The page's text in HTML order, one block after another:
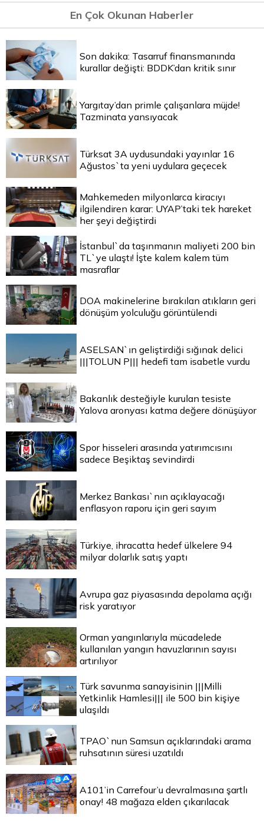
En Çok Okunan Haberler
Son dakika: Tasarruf finansmanında
kurallar değişti: BDDK’dan kritik sınır
Yargıtay’dan primle çalışanlara müjde!
Tazminata yansıyacak
Türksat 3A uydusundaki yayınlar 16
Ağustos`ta yeni uydulara geçecek
Mahkemeden milyonlarca kiracıyı
ilgilendiren karar: UYAP’taki tek hareket
her şeyi değiştirdi
İstanbul`da taşınmanın maliyeti 200 bin
TL`ye ulaştı! İşte kalem kalem tüm
masraflar
DOA makinelerine bırakılan atıkların geri
dönüşüm yolculuğu görüntülendi
ASELSAN`ın geliştirdiği sığınak delici
|||TOLUN P||| hedefi tam isabetle vurdu
Bakanlık desteğiyle kurulan tesiste
Yalova aronyası katma değere dönüşüyor
Spor hisseleri arasında yatırımcısını
sadece Beşiktaş sevindirdi
Merkez Bankası`nın açıklayacağı
enflasyon raporu için geri sayım
Türkiye, ihracatta hedef ülkelere 94
milyar dolarlık satış yaptı
Avrupa gaz piyasasında depolama açığı
risk yaratıyor
Orman yangınlarıyla mücadelede
kullanılan yangın havuzlarının sayısı
artırılıyor
Türk savunma sanayisinin |||Milli
Yetkinlik Hamlesi||| ile 500 bin kişiye
ulaşıldı
TPAO`nun Samsun açıklarındaki arama
ruhsatının süresi uzatıldı
A101’in Carrefour’u devralmasına şartlı
onay! 48 mağaza elden çıkarılacak